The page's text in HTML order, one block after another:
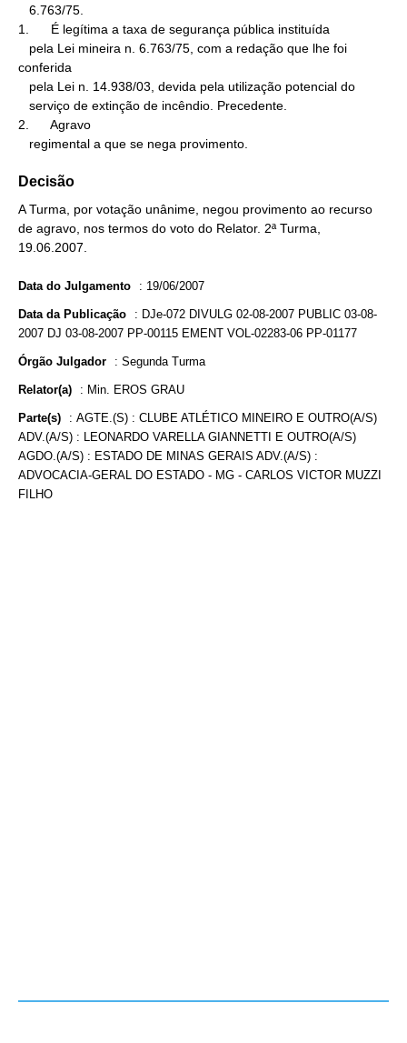
1.      É legítima a taxa de segurança pública instituída
conferida
2.      Agravo
   regimental a que se nega provimento.
Decisão
A Turma, por votação unânime, negou provimento ao recurso
de agravo, nos termos do voto do Relator. 2ª Turma,
19.06.2007.
Data do Julgamento : 19/06/2007
Data da Publicação : DJe-072 DIVULG 02-08-2007 PUBLIC 03-08-
2007 DJ 03-08-2007 PP-00115 EMENT VOL-02283-06 PP-01177
Órgão Julgador : Segunda Turma
Relator(a) : Min. EROS GRAU
Parte(s) : AGTE.(S) : CLUBE ATLÉTICO MINEIRO E OUTRO(A/S)
ADV.(A/S) : LEONARDO VARELLA GIANNETTI E OUTRO(A/S)
AGDO.(A/S) : ESTADO DE MINAS GERAIS ADV.(A/S) :
ADVOCACIA-GERAL DO ESTADO - MG - CARLOS VICTOR MUZZI
FILHO